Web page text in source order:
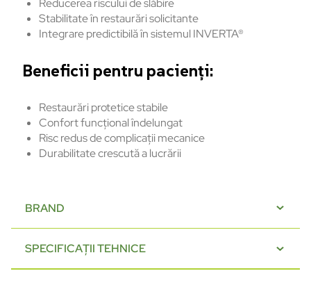
Stabilitateîn restaurărisolicitante
IntegrarepredictibilăînsistemulINVERTA®
Beneficii pentru pacienți:
Restaurăriproteticestabile
Confortfuncționalîndelungat
Riscredusdecomplicațiimecanice
Durabilitatecrescutăa lucrării
BRAND
SPECIFICAȚII TEHNICE